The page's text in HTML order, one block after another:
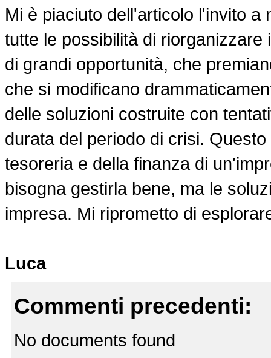
Mi è piaciuto dell'articolo l'invito
tutte le possibilità di
di grandi opportunità, che
che si modificano
delle soluzioni costruite con
durata del periodo di crisi.
tesoreria e della finanza di
bisogna gestirla bene, ma le
impresa. Mi riprometto di
Luca
Commenti precedenti:
No documents found